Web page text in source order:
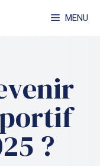
MENU
?